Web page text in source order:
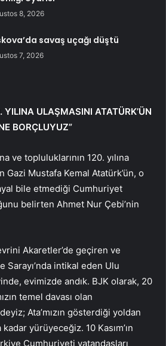
8, 2026
savaş uçağı düştü
7, 2026
ULAŞMASINI ATATÜRK’ÜN
BORÇLUYUZ”
ve topluluklarının 120. yılına
Gazi Mustafa Kemal Atatürk’ün, o
bile etmediği Cumhuriyet
belirten Ahmet Nur Çebi’nin
Akaretler’de geçiren ve
Sarayı’nda intikal eden Ulu
evimizde andık. BJK olarak, 20
temel davası olan
Ata’mızın gösterdiği yoldan
yürüyeceğiz. 10 Kasım’ın
Cumhuriyeti vatandaşları